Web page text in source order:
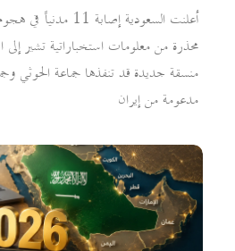
أعلنت السعودية
محذرة من معلومات استخباراتية تشير
منسقة جديدة قد تنفذها جماعة الحوثي
مدعومة من إيران